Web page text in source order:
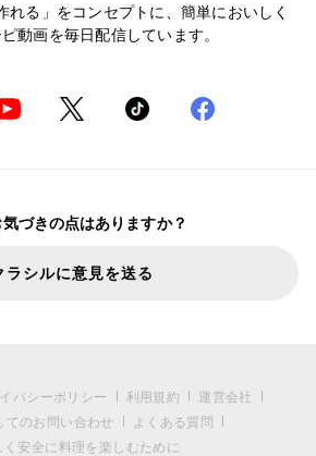
れる」をコンセプトに、簡単においしく
動画を毎日配信しています。
づきの点はありますか？
ラシルに意見を送る
バシーポリシー 利用規約
運営会社
てのお問い合わせ
よくある質問
く安全に料理を楽しむために